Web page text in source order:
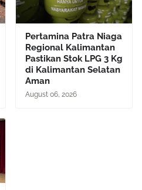
Pertamina Patra Niaga
Regional Kalimantan
Pastikan Stok LPG 3 Kg
di Kalimantan Selatan
Aman
August 06, 2026